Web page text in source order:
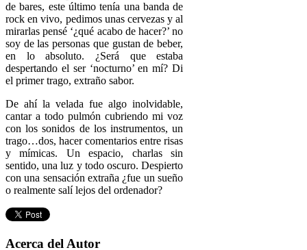
de bares, este último tenía una banda de
rock en vivo, pedimos unas cervezas y al
mirarlas pensé ‘¿qué acabo de hacer?’ no
soy de las personas que gustan de beber,
en lo absoluto. ¿Será que estaba
despertando el ser ‘nocturno’ en mí? Di
el primer trago, extraño sabor.
De ahí la velada fue algo inolvidable,
cantar a todo pulmón cubriendo mi voz
con los sonidos de los instrumentos, un
trago…dos, hacer comentarios entre risas
y mímicas. Un espacio, charlas sin
sentido, una luz y todo oscuro. Despierto
con una sensación extraña ¿fue un sueño
o realmente salí lejos del ordenador?
Acerca del Autor